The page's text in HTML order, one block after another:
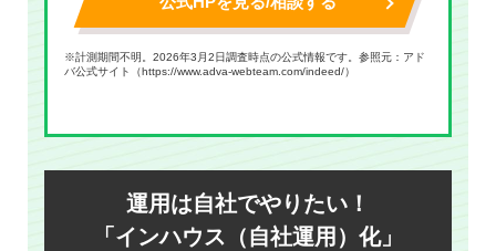
※計測期間不明。2026年3月2日調査時点の公式情報です。参照元：アド
バ公式サイト（https://www.adva-webteam.com/indeed/）
運用は自社でやりたい！
「インハウス（自社運用）化」